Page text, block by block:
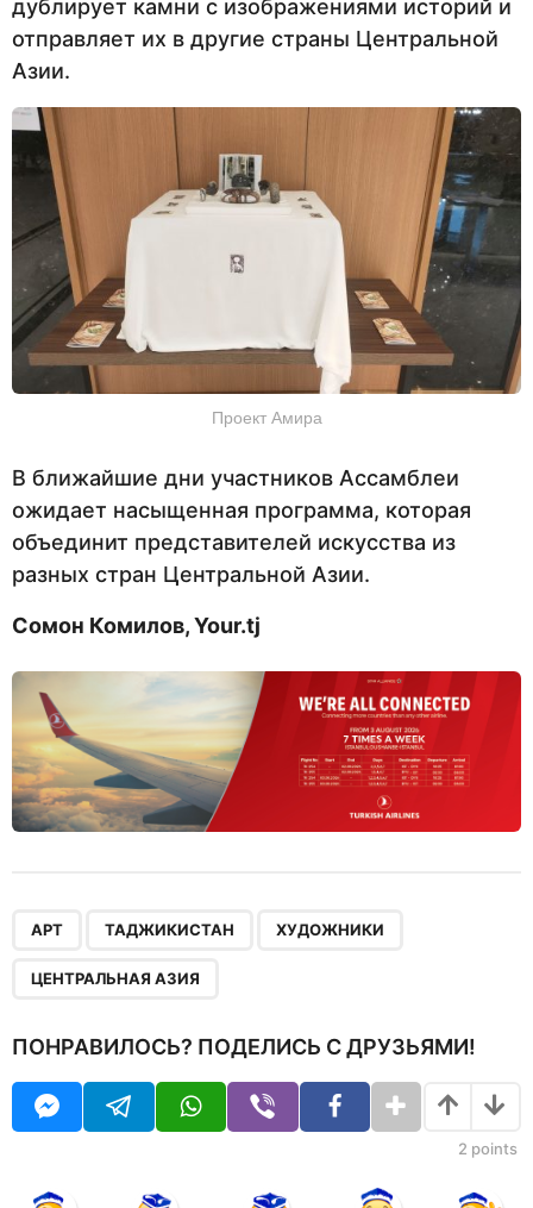
дублирует камни с изображениями историй и
отправляет их в другие страны Центральной
Азии.
Проект Амира
В ближайшие дни участников Ассамблеи
ожидает насыщенная программа, которая
объединит представителей искусства из
разных стран Центральной Азии.
Сомон Комилов, Your.tj
АРТ ТАДЖИКИСТАН ХУДОЖНИКИ
ЦЕНТРАЛЬНАЯ АЗИЯ
ПОНРАВИЛОСЬ? ПОДЕЛИСЬ С ДРУЗЬЯМИ!
2 points